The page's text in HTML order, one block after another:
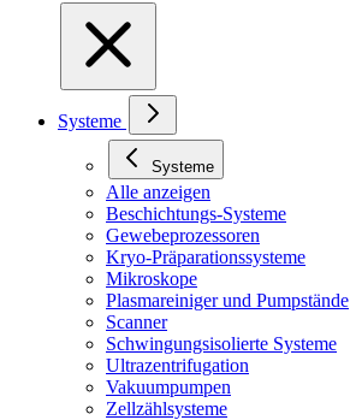
Systeme
Systeme
Alle anzeigen
Beschichtungs-Systeme
Gewebeprozessoren
Kryo-Präparationssysteme
Mikroskope
Plasmareiniger und Pumpstände
Scanner
Schwingungsisolierte Systeme
Ultrazentrifugation
Vakuumpumpen
Zellzählsysteme